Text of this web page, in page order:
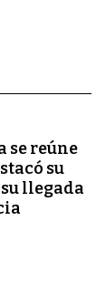
se reúne
su
llegada